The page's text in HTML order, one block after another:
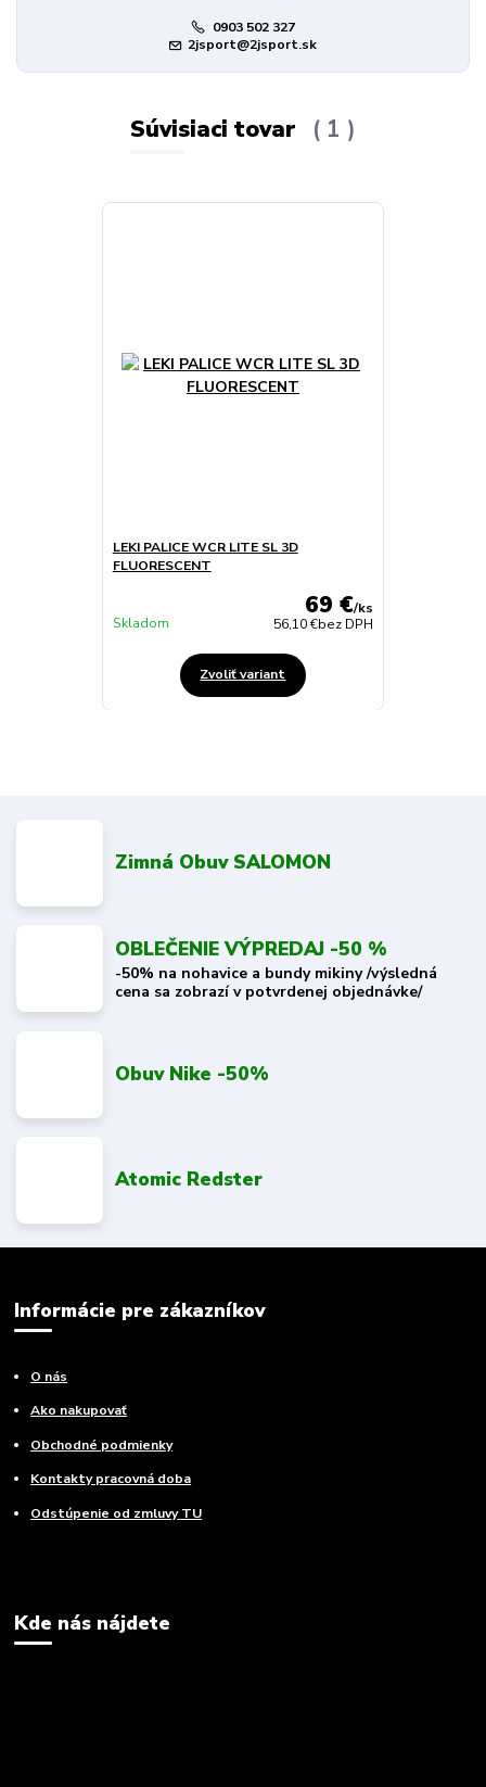
0903 502 327
2jsport@2jsport.sk
Súvisiaci tovar 1
LEKI PALICE WCR LITE SL 3D
FLUORESCENT
69 €/ks
56,10 €bez DPH
Skladom
Zvoliť variant
Zimná Obuv SALOMON
OBLEČENIE VÝPREDAJ -50 %
-50% na nohavice a bundy mikiny /výsledná
cena sa zobrazí v potvrdenej objednávke/
Obuv Nike -50%
Atomic Redster
Informácie pre zákazníkov
O nás
Ako nakupovať
Obchodné podmienky
Kontakty pracovná doba
Odstúpenie od zmluvy TU
Kde nás nájdete